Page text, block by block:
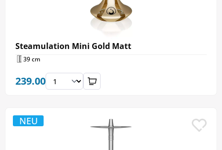
Steamulation Mini Gold Matt
39 cm
239.00
NEU